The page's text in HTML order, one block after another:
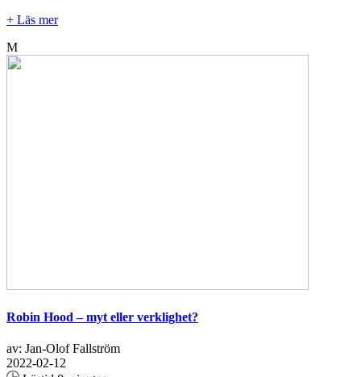
+ Läs mer
M
Robin Hood – myt eller verklighet?
av: Jan-Olof Fallström
2022-02-12